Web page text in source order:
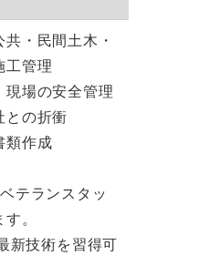
共・民間土木・
工管理
現場の安全管理
との折衝
類作成
テランスタッ
。
新技術を習得可